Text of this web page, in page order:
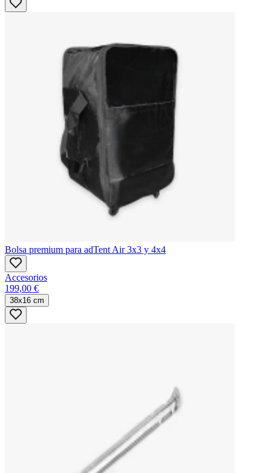
Bolsa premium para adTent Air 3x3 y 4x4
Accesorios
199,00 €
38x16 cm